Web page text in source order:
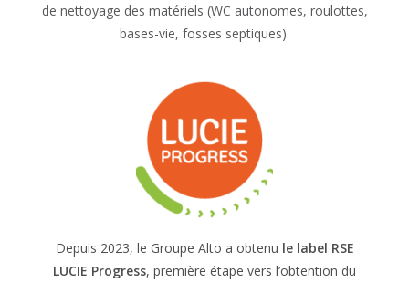
de nettoyage des matériels (WC autonomes, roulottes,
bases-vie, fosses septiques).
Depuis 2023, le Groupe Alto a obtenu le label RSE
LUCIE Progress, première étape vers l’obtention du